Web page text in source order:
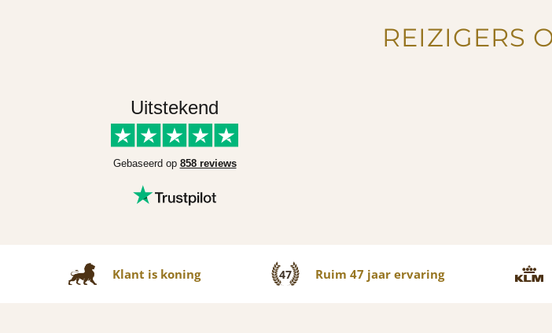
REIZIGERS
Uitstekend
Gebaseerd op 858 reviews
Klant is koning 47 Ruim 47 jaar ervaring